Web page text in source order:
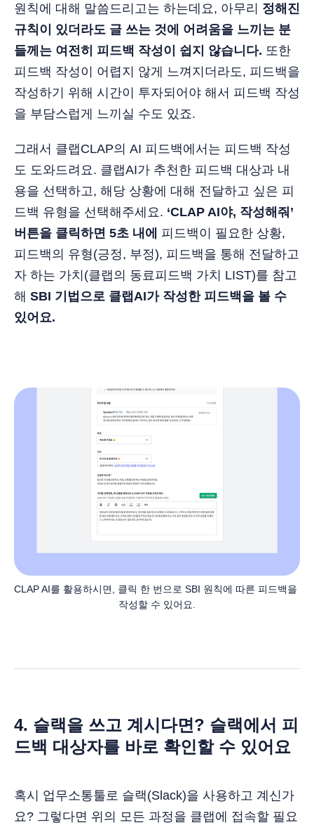
원칙에 대해 말씀드리고는 하는데요, 아무리 정해진
규칙이 있더라도 글 쓰는 것에 어려움을 느끼는 분
들께는 여전히 피드백 작성이 쉽지 않습니다. 또한
피드백 작성이 어렵지 않게 느껴지더라도, 피드백을
작성하기 위해 시간이 투자되어야 해서 피드백 작성
을 부담스럽게 느끼실 수도 있죠.
그래서 클랩CLAP의 AI 피드백에서는 피드백 작성
도 도와드려요. 클랩AI가 추천한 피드백 대상과 내
용을 선택하고, 해당 상황에 대해 전달하고 싶은 피
드백 유형을 선택해주세요. ‘CLAP AI야, 작성해줘’
버튼을 클릭하면 5초 내에 피드백이 필요한 상황,
피드백의 유형(긍정, 부정), 피드백을 통해 전달하고
자 하는 가치(클랩의 동료피드백 가치 LIST)를 참고
해 SBI 기법으로 클랩AI가 작성한 피드백을 볼 수
있어요.
CLAP AI를 활용하시면, 클릭 한 번으로 SBI 원칙에 따른 피드백을
작성할 수 있어요.
4. 슬랙을 쓰고 계시다면? 슬랙에서 피
드백 대상자를 바로 확인할 수 있어요
혹시 업무소통툴로 슬랙(Slack)을 사용하고 계신가
요? 그렇다면 위의 모든 과정을 클랩에 접속할 필요